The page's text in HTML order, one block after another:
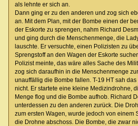
als lehnte er sich an.
Dann ging er zu den anderen und zog sich
an. Mit dem Plan, mit der Bombe einen der
der Eskorte zu sprengen, nahm Richard
und ging durch die Menschenmenge, die
lauschte. Er versuchte, einen Polizisten zu
Sprengstoff an den Wagen der Eskorte
Polizist meinte, das wäre alles Sache des
zog sich daraufhin in die Menschenmenge
unauffällig die Bombe fallen. T-19 HT sah
nicht. Er startete eine kleine Medizindrohne,
Menge flog und die Bombe aufhob. Richard
unterdessen zu den anderen zurück. Die
zum ersten Wagen, wurde jedoch von einem
die Drohne abschoss. Die Bombe, die zwar